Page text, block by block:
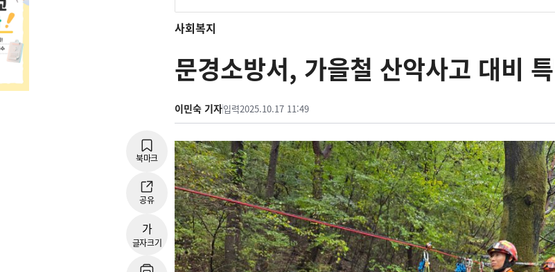
사회복지
문경소방서, 가을철 산악사고 대비
이민숙 기자입력2025.10.17 11:49
북마크
공유
가
글자크기